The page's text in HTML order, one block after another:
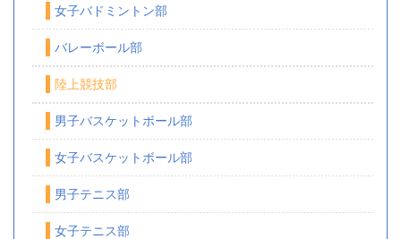
女子バドミントン部
バレーボール部
陸上競技部
男子バスケットボール部
女子バスケットボール部
男子テニス部
女子テニス部